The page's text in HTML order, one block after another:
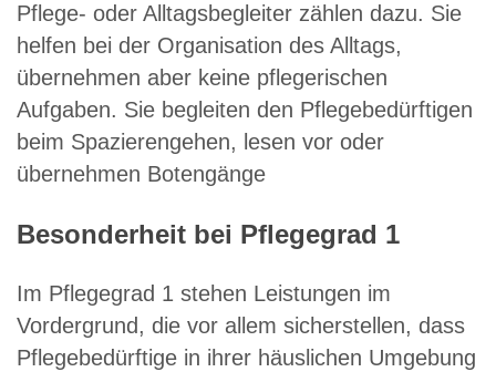
Pflege- oder Alltagsbegleiter zählen dazu. Sie
helfen bei der Organisation des Alltags,
übernehmen aber keine pflegerischen
Aufgaben. Sie begleiten den Pflegebedürftigen
beim Spazierengehen, lesen vor oder
übernehmen Botengänge
Besonderheit bei Pflegegrad 1
Im Pflegegrad 1 stehen Leistungen im
Vordergrund, die vor allem sicherstellen, dass
Pflegebedürftige in ihrer häuslichen Umgebung